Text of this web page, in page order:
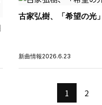
古家弘樹、「希望の光
新曲情報2026.6.23
1 2